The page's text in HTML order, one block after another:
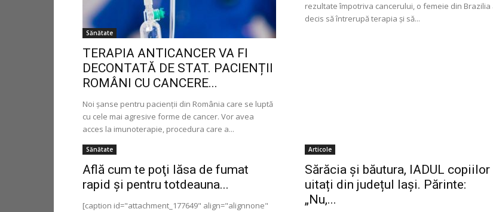
Sănătate
TERAPIA ANTICANCER VA FI
DECONTATĂ DE STAT. PACIENȚII
ROMÂNI CU CANCERE...
Noi șanse pentru pacienții din România care se luptă
cu cele mai agresive forme de cancer. Vor avea
acces la imunoterapie, procedura care a...
rezultate împotriva cancerului, o femeie din Brazilia
decis să întrerupă terapia şi să...
Sănătate
Află cum te poţi lăsa de fumat
rapid și pentru totdeauna...
[caption id="attachment_177649" align="alignnone"
Articole
Sărăcia și băutura, IADUL copiilor
uitați din județul Iași. Părinte:
„Nu,...